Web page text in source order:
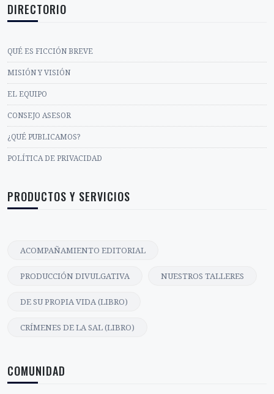
DIRECTORIO
QUÉ ES FICCIÓN BREVE
MISIÓN Y VISIÓN
EL EQUIPO
CONSEJO ASESOR
¿QUÉ PUBLICAMOS?
POLÍTICA DE PRIVACIDAD
PRODUCTOS Y SERVICIOS
ACOMPAÑAMIENTO EDITORIAL
PRODUCCIÓN DIVULGATIVA NUESTROS TALLERES
DE SU PROPIA VIDA (LIBRO)
CRÍMENES DE LA SAL (LIBRO)
COMUNIDAD